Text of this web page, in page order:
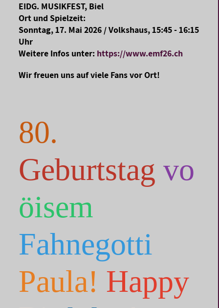
EIDG. MUSIKFEST, Biel
Ort und Spielzeit:
Sonntag, 17. Mai 2026 / Volkshaus, 15:45 - 16:15
Uhr
Weitere Infos unter: https://www.emf26.ch
Wir freuen uns auf viele Fans vor Ort!
80.
Geburtstag vo
öisem
Fahnegotti
Paula! Happy